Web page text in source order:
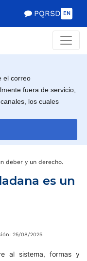
PQRSD EN
el correo
fuera de servicio,
los cuales
deber y un derecho.
es un
25/08/2025
al sistema, formas y